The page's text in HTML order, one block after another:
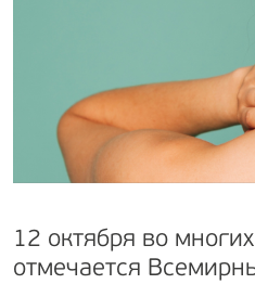
12 октября во
отмечается